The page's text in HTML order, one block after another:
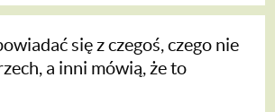
się z czegoś, czego nie
a inni mówią, że to